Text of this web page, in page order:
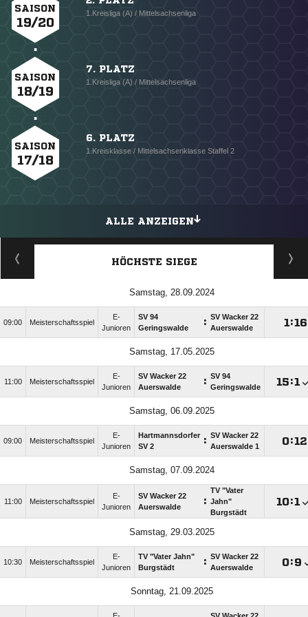
SAISON
19/20
1.Kreisliga (A) / Mittelsachsenliga
SAISON
18/19
7. PLATZ
1.Kreisliga (A) / Mittelsachsenliga
SAISON
17/18
6. PLATZ
1.Kreisklasse / Mittelsachsenklasse Staffel 2
ALLE ANZEIGEN
HÖCHSTE SIEGE
Samstag, 28.09.2024
09:00 Meisterschaftsspiel
E-
Junioren
SV 94
Geringswalde
: SV Wacker 22
Auerswalde
:
Samstag, 17.05.2025
11:00 Meisterschaftsspiel
E-
Junioren
SV Wacker 22
Auerswalde
: SV 94
Geringswalde
:
Samstag, 06.09.2025
09:00 Meisterschaftsspiel
E-
Junioren
Hartmannsdorfer
SV 2
: SV Wacker 22
Auerswalde 1
:
Samstag, 07.09.2024
11:00 Meisterschaftsspiel
E-
Junioren
SV Wacker 22
Auerswalde
:
TV "Vater
Jahn"
Burgstädt
:
Samstag, 29.03.2025
10:30 Meisterschaftsspiel
E-
Junioren
TV "Vater Jahn"
Burgstädt
: SV Wacker 22
Auerswalde
:
Sonntag, 21.09.2025